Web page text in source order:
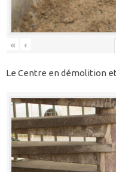
« ‹
Le Centre en démolition